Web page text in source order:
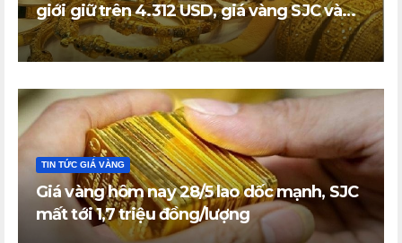
giới giữ trên 4.312 USD, giá vàng SJC và
vàng nhẫn trong nước đi ngang
TIN TỨC GIÁ VÀNG
Giá vàng hôm nay 28/5 lao dốc mạnh, SJC
mất tới 1,7 triệu đồng/lượng